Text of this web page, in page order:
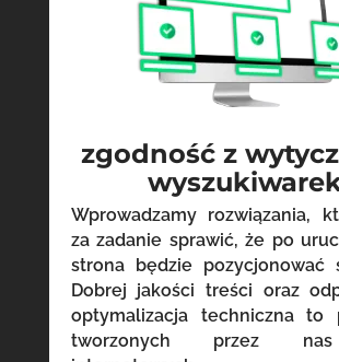
zgodność z
Wprowadzamy rozwiązania,
za zadanie sprawić, że po
strona będzie pozycjonować
Dobrej jakości treści oraz
optymalizacja techniczna to
tworzonych przez